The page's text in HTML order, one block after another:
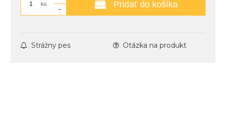
ks
-
Pridať do košíka
Strážny pes Otázka na produkt